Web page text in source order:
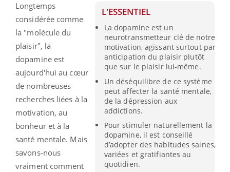
L'ESSENTIEL
La dopamine est un
neurotransmetteur clé de notre
motivation, agissant surtout par
anticipation du plaisir plutôt
que sur le plaisir lui-même.
Un déséquilibre de ce système
peut affecter la santé mentale,
de la dépression aux
addictions.
Pour stimuler naturellement la
dopamine, il est conseillé
d’adopter des habitudes saines,
variées et gratifiantes au
quotidien.
Longtemps
considérée comme
la "molécule du
plaisir", la
dopamine est
aujourd'hui au cœur
de nombreuses
recherches liées à la
motivation, au
bonheur et à la
santé mentale. Mais
savons-nous
vraiment comment